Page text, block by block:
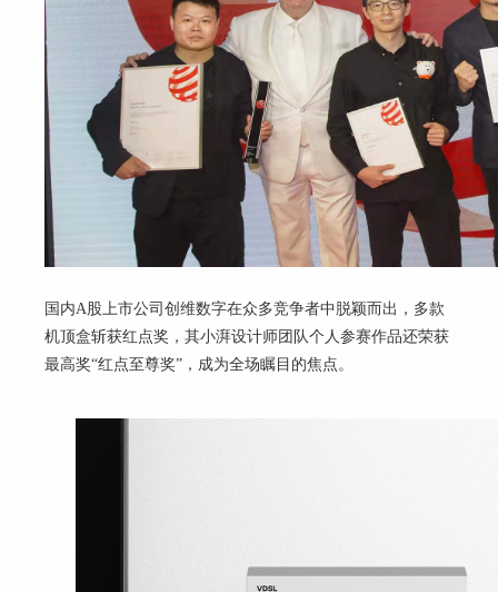
国内A 股上市公司创维数字在众多竞争者中脱颖而出，多款
机顶盒斩获红点奖，其小湃设计师团队个人参赛作品还荣获
最高奖“红点至尊奖”，成为全场瞩目的焦点。